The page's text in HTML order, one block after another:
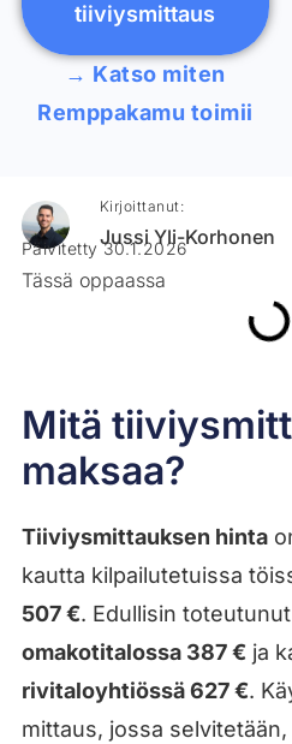
tiiviysmittaus
→ Katso miten
Remppakamu toimii
Mitä
maksaa?
Tiiviysmittauksen hinta
kautta kilpailutetuissa
507 €. Edullisin
omakotitalossa 387 € ja
rivitaloyhtiössä 627 €.
mittaus, jossa
Kirjoittanut:
Jussi Yli-Korhonen
Päivitetty 30.1.2026
Tässä oppaassa